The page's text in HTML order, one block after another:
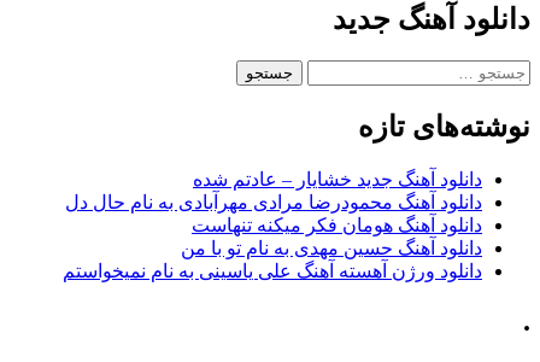
دانلود آهنگ جدید
جستجو
نوشته‌های تازه
دانلود آهنگ جدید خشایار – عادتم شده
دانلود آهنگ محمودرضا مرادی مهرآبادی به نام حال دل
دانلود آهنگ هومان فکر میکنه تنهاست
دانلود آهنگ حسین مهدی به نام تو با من
دانلود ورژن آهسته آهنگ علی یاسینی به نام نمیخواستم
.